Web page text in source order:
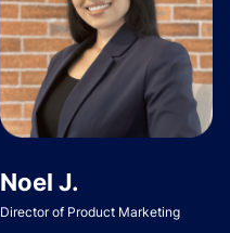
Noel J.
Director of Product Marketing